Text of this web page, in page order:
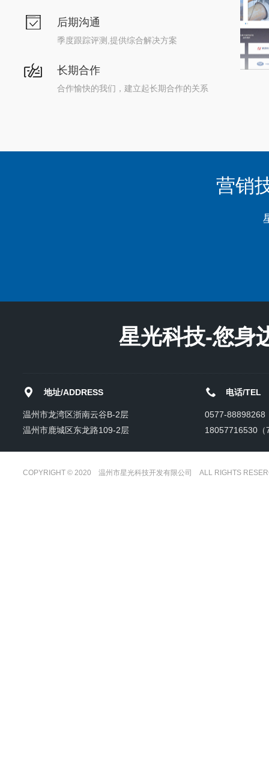
后期沟通
季度跟踪评测,提供综合解决方案
长期合作
合作愉快的我们，建立起长期合作的关系
营销
星光科技-您身
地址/ADDRESS
温州市龙湾区浙南云谷B-2层
温州市鹿城区东龙路109-2层
电话/TEL
0577-88898268
18057716530（
COPYRIGHT © 2020 温州市星光科技开发有限公司 ALL RIGHTS